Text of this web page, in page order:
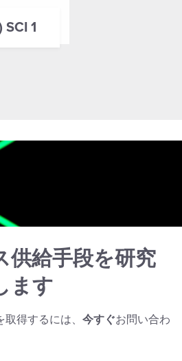
SCI 1
供給手段を研究
ます
取得するには、 今すぐお問い合わ